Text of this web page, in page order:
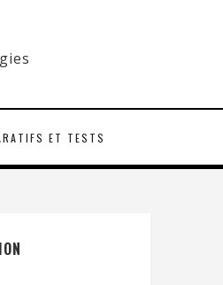
ET TESTS